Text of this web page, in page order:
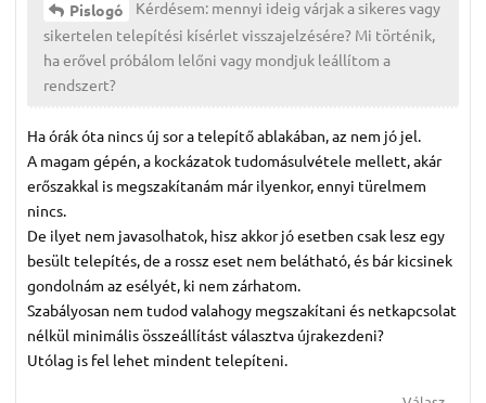
Pislogó
Kérdésem: mennyi ideig várjak a sikeres vagy
sikertelen telepítési kísérlet visszajelzésére? Mi történik,
ha erővel próbálom lelőni vagy mondjuk leállítom a
rendszert?
Ha órák óta nincs új sor a telepítő ablakában, az nem jó jel.
A magam gépén, a kockázatok tudomásulvétele mellett, akár
erőszakkal is megszakítanám már ilyenkor, ennyi türelmem
nincs.
De ilyet nem javasolhatok, hisz akkor jó esetben csak lesz egy
besült telepítés, de a rossz eset nem belátható, és bár kicsinek
gondolnám az esélyét, ki nem zárhatom.
Szabályosan nem tudod valahogy megszakítani és netkapcsolat
nélkül minimális összeállítást választva újrakezdeni?
Utólag is fel lehet mindent telepíteni.